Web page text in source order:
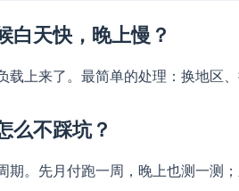
白天快，晚上慢？
载上来了。最简单的处理：换地区
么不踩坑？
期。先月付跑一周，晚上也测一测；